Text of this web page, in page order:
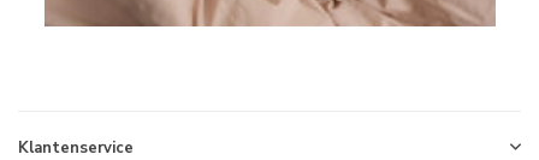
Klantenservice